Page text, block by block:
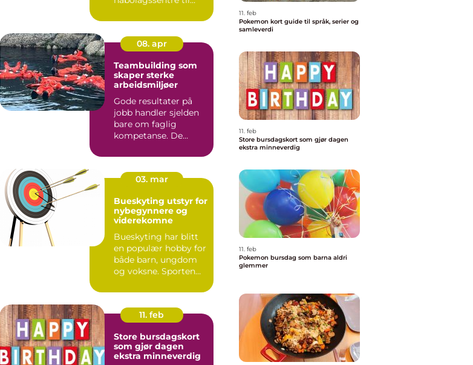
08. apr
Teambuilding som
skaper sterke
arbeidsmiljøer
Gode resultater på
jobb handler sjelden
bare om faglig
kompetanse. De
kommun...
03. mar
Bueskyting utstyr for
nybegynnere og
viderekomne
Bueskyting har blitt
en populær hobby for
både barn, ungdom
og voksne. Sporten
11. feb
Store bursdagskort
som gjør dagen
ekstra minneverdig
11. feb
Pokemon kort guide til språk, serier og
samleverdi
11. feb
Store bursdagskort som gjør dagen
ekstra minneverdig
11. feb
Pokemon bursdag som barna aldri
glemmer